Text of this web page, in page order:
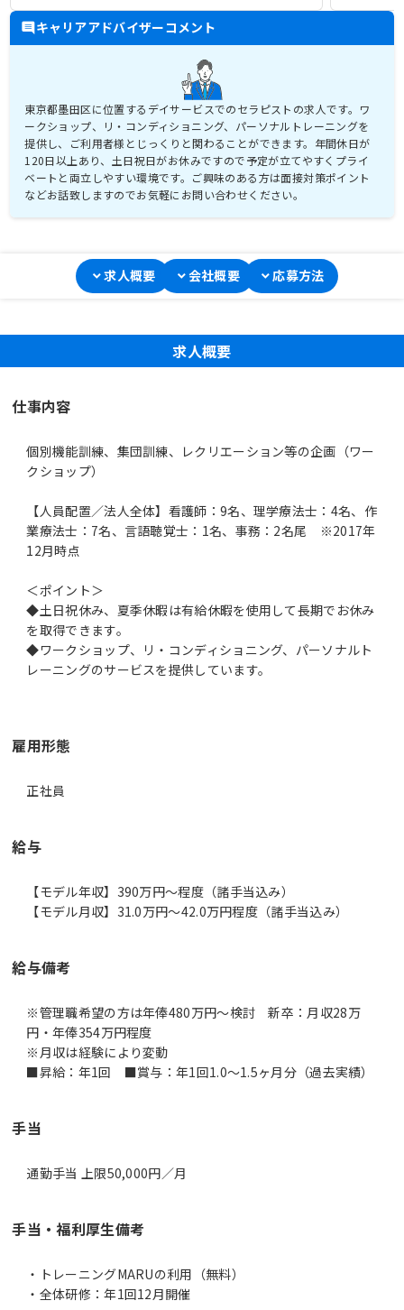
キャリアアドバイザーコメント
東京都墨田区に位置するデイサービスでのセラピストの求人です。ワ
ークショップ、リ・コンディショニング、パーソナルトレーニングを
提供し、ご利用者様とじっくりと関わることができます。年間休日が
120日以上あり、土日祝日がお休みですので予定が立てやすくプライ
ベートと両立しやすい環境です。ご興味のある方は面接対策ポイント
などお話致しますのでお気軽にお問い合わせください。
求人概要 会社概要 応募方法
求人概要
仕事内容
個別機能訓練、集団訓練、レクリエーション等の企画（ワー
クショップ）
【人員配置／法人全体】看護師：9名、理学療法士：4名、作
業療法士：7名、言語聴覚士：1名、事務：2名尾 ※2017年
12月時点
＜ポイント＞
◆土日祝休み、夏季休暇は有給休暇を使用して長期でお休み
を取得できます。
◆ワークショップ、リ・コンディショニング、パーソナルト
レーニングのサービスを提供しています。
雇用形態
正社員
給与
【モデル年収】390万円〜程度（諸手当込み）
【モデル月収】31.0万円〜42.0万円程度（諸手当込み）
給与備考
※管理職希望の方は年俸480万円～検討 新卒：月収28万
円・年俸354万円程度
※月収は経験により変動
■昇給：年1回 ■賞与：年1回1.0～1.5ヶ月分（過去実績）
手当
通勤手当 上限50,000円／月
手当・福利厚生備考
・トレーニングMARUの利用（無料）
・全体研修：年1回12月開催